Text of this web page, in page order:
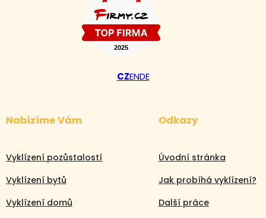
CZENDE
Nabízíme Vám
Vyklízení pozůstalostí
Vyklízení bytů
Vyklízení domů
Odkazy
Úvodní stránka
Jak probíhá vyklízení?
Další práce